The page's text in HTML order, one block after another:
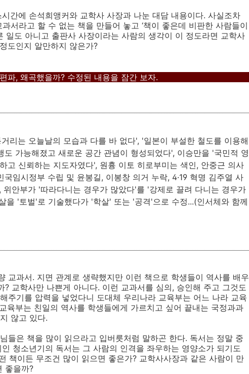
간에 손석희앵커와 교학사 사장과 나눈 대담 내용이다. 사실조차
서라고 할 수 없는 책을 만들어 놓고 ‘책이 좋은데 비판한 사람들이
일도 아니고 출판사 사장이라는 사람의 생각이 이 정도라면 교학사
도인지 알만하지 않은가?
파, 왜곡했을까? 수정된 내용을 잠간 보자.
리는 오늘날의 모습과 다를 바 없다', '일본이 부설한 철도를 이용해
도 가능해졌고 새로운 공간 관념이 형성되었다', 이승만을 '국민적 영
고 신뢰하는 지도자였다', 원흉 이토 히로부미는 색인, 안중근 의사
임시정부 수립 및 윤봉길, 이봉창 의거 누락, 4·19 혁명 김주열 사
안부가 '따라다니는 경우가 많았다'를 '강제로 끌려 다니는 경우가
을 '토벌'로 기술했다가 '학살' 또는 '공격'으로 수정...(인서체와 함께
교과서. 지면 관계로 생략했지만 이런 책으로 학생들이 역사를 배우
? 교학사만 나쁜게 아니다. 이런 교과서를 심의, 승인해 주고 그것도
주기를 압력을 넣었다니 도대체 우리나라 교육부는 어느 나라 교육
육부는 친일의 역사를 학생들에게 가르치고 싶어 끝내는 국정과과
않고 있다.
들은 책을 많이 읽으라고 입버릇처럼 말하곤 한다. 독서는 정말 중
청소년기의 독서는 그 사람의 인격을 좌우하는 영양소가 되기도
책이든 무조건 많이 읽으면 좋은가? 교학사사장과 같은 사람이 만
좋을까?